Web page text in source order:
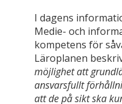
I dagens
Medie- och
kompetens för
Läroplanen
möjlighet att
ansvarsfullt
att de på sikt ska